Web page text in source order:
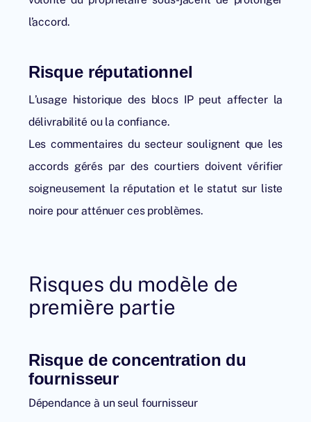
l’accord.
Risque réputationnel
L’usage historique des blocs IP peut affecter la
délivrabilité ou la confiance.
Les commentaires du secteur soulignent que les
accords gérés par des courtiers doivent vérifier
soigneusement la réputation et le statut sur liste
noire pour atténuer ces problèmes.
Risques du modèle de
première partie
Risque de concentration du
fournisseur
Dépendance à un seul fournisseur